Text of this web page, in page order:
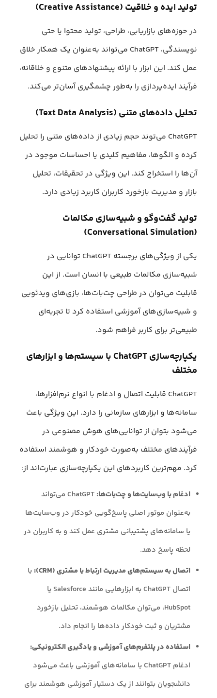
تولید ایده و خلاقیت (Creative Assistance)
در حوزه‌های بازاریابی، طراحی، تولید محتوا یا حتی
نویسندگی، ChatGPT می‌تواند به‌عنوان یک همکار خلاق
عمل کند. این ابزار با ارائه پیشنهادهای متنوع و خلاقانه،
فرآیند ایده‌پردازی را به‌طور چشمگیری آسان‌تر می‌کند.
تحلیل داده‌های متنی (Text Data Analysis)
ChatGPT می‌توند حجم زیادی از داده‌‌های متنی را تحلیل
کرده و الگوها، مفاهیم کلیدی یا احساسات موجود در
آن‌ها را استخراج کند. این ویژگی در تحقیقات، تحلیل
بازار و مدیریت بازخورد کاربران کاربرد زیادی دارد.
تولید گفت‌وگو و شبیه‌سازی مکالمات
(Conversational Simulation)
یکی از ویژگی‌های برجسته ChatGPT توانایی در
شبیه‌سازی مکالمات طبیعی با انسان است. از این
قابلیت می‌توان در طراحی چت‌بات‌ها، بازی‌های ویدئویی
و شبیه‌سازی‌های آموزشی استفاده کرد تا تجربه‌ای
طبیعی‌تر برای کاربر فراهم شود.
یکپارچه‌سازی ChatGPT با سیستم‌ها و ابزارهای
مختلف
ChatGPT قابلیت اتصال و ادغام با انواع نرم‌افزارها،
سامانه‌ها و ابزارهای سازمانی را دارد. این ویژگی باعث
می‌شود بتوان از توانایی‌های هوش مصنوعی در
فرآیندهای مختلف به‌صورت خودکار و هوشمند استفاده
کرد. مهم‌ترین کاربردهای این یکپارچه‌سازی عبارت‌اند از:
ادغام با وب‌سایت‌ها و چت‌بات‌ها:
ChatGPT می‌تواند
به‌عنوان موتور اصلی پاسخ‌گویی خودکار در وب‌سایت‌ها
یا سامانه‌های پشتیبانی مشتری عمل کند و به کاربران در
لحظه پاسخ دهد.
اتصال به سیستم‌های مدیریت ارتباط با مشتری (CRM):
با
اتصال ChatGPT به ابزارهایی مانند Salesforce یا
HubSpot، می‌توان مکالمات هوشمند، تحلیل بازخورد
مشتریان و ثبت خودکار داده‌ها را انجام داد.
استفاده در پلتفرم‌های آموزشی و یادگیری الکترونیکی:
ادغام ChatGPT با سامانه‌های آموزشی باعث می‌شود
دانشجویان بتوانند از یک دستیار آموزشی هوشمند برای